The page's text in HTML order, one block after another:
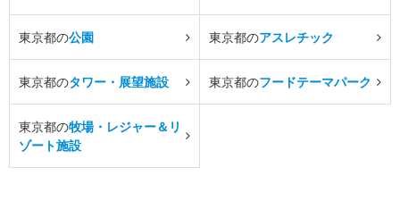
東京都の公園 東京都のアスレチック
東京都のタワー・展望施設 東京都のフードテーマパーク
東京都の牧場・レジャー＆リ
ゾート施設